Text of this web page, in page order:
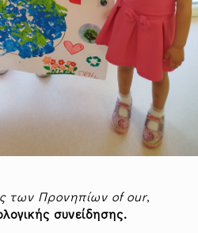
των Προνηπίων of our,
συνείδησης.